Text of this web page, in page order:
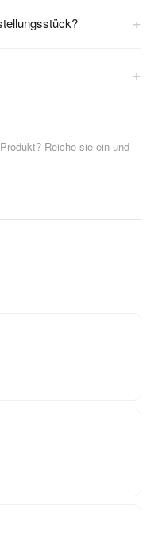
+
+
Reiche sie ein und